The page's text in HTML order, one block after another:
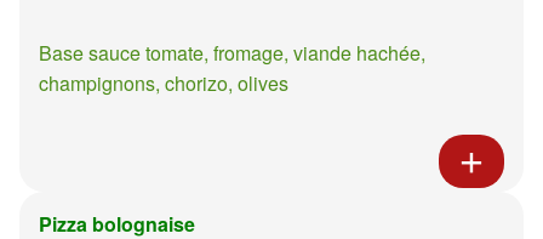
Base sauce tomate, fromage, viande hachée,
champignons, chorizo, olives
Pizza bolognaise